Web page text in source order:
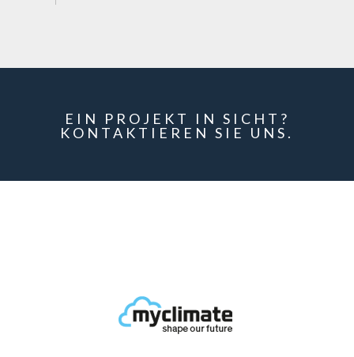
EIN PROJEKT IN SICHT?
KONTAKTIEREN SIE UNS.